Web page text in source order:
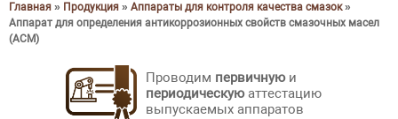
Вы здесь
Главная » Продукция » Аппараты для контроля качества смазок»
Аппарат для определения антикоррозионных свойств смазочных масел
(АСМ)
Проводим первичнуюи
периодическуюаттестацию
выпускаемых аппаратов